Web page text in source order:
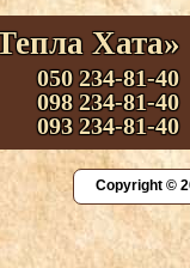
Хата»
050 234-81-40
098 234-81-40
093 234-81-40
Copyright ©